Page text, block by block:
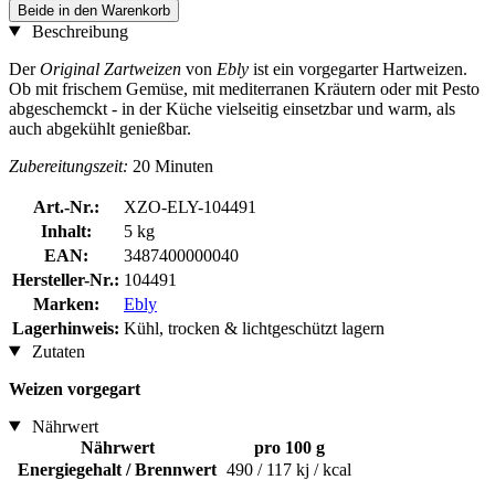
Beide in den Warenkorb
Beschreibung
DerOriginal Zartweizen von Ebly ist ein vorgegarter Hartweizen.
Ob mit frischem Gemüse, mit mediterranen Kräutern oder mit Pesto
abgeschemckt - in der Küche vielseitig einsetzbar und warm, als
auch abgekühlt genießbar.
Zubereitungszeit: 20 Minuten
Art.-Nr.:
XZO-ELY-104491
Inhalt:
5 kg
EAN:
3487400000040
Hersteller-Nr.: 104491
Marken:
Ebly
Lagerhinweis: Kühl, trocken & lichtgeschützt lagern
Zutaten
Weizen vorgegart
Nährwert
Nährwert
pro 100 g
Energiegehalt / Brennwert 490 / 117 kj / kcal